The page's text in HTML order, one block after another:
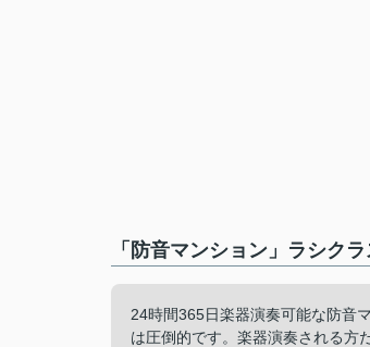
「防音マンション」ラシク
24時間365日楽器演奏可能な防音
は圧倒的です。楽器演奏される方